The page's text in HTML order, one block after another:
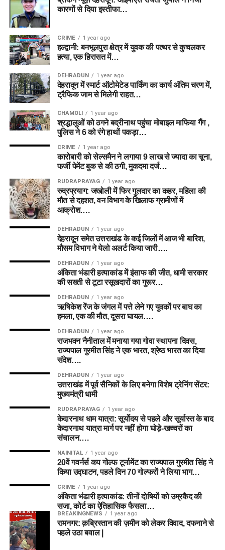
कारणों से दिया इस्तीफा…
CRIME 1 year ago
हल्द्वानी: बनभूलपुरा क्षेत्र में युवक की पत्थर से कुचलकर
हत्या, एक हिरासत में…
DEHRADUN 1 year ago
देहरादून में स्मार्ट ऑटोमेटेड पार्किंग का कार्य अंतिम चरण में,
ट्रैफिक जाम से मिलेगी राहत…
CHAMOLI 1 year ago
श्रद्धालुओं को ठगने बद्रीनाथ पहुंचा मोबाइल माफिया गैंग ,
पुलिस ने 6 को रंगे हाथों पकड़ा…
CRIME 1 year ago
कारोबारी को सेल्समैन ने लगाया 9 लाख से ज्यादा का चूना,
फर्जी पेमेंट बुक से की ठगी, मुकदमा दर्ज…
RUDRAPRAYAG 1 year ago
रुद्रप्रयाग: जखोली में फिर गुलदार का कहर, महिला की
मौत से दहशत, वन विभाग के खिलाफ ग्रामीणों में
आक्रोश….
DEHRADUN 1 year ago
देहरादून समेत उत्तराखंड के कई जिलों में आज भी बारिश,
मौसम विभाग ने येलो अलर्ट किया जारी….
DEHRADUN 1 year ago
अंकिता भंडारी हत्याकांड में इंसाफ की जीत, धामी सरकार
की सख्ती से टूटा रसूखदारों का गुरूर…
DEHRADUN 1 year ago
ऋषिकेश रेंज के जंगल में पत्ते लेने गए युवकों पर बाघ का
हमला, एक की मौत, दूसरा घायल….
DEHRADUN 1 year ago
राजभवन नैनीताल में मनाया गया गोवा स्थापना दिवस,
राज्यपाल गुरमीत सिंह ने एक भारत, श्रेष्ठ भारत का दिया
संदेश….
DEHRADUN 1 year ago
उत्तराखंड में पूर्व सैनिकों के लिए बनेगा विशेष ट्रेनिंग सेंटर:
मुख्यमंत्री धामी
RUDRAPRAYAG 1 year ago
केदारनाथ धाम यात्रा: सूर्योदय से पहले और सूर्यास्त के बाद
केदारनाथ यात्रा मार्ग पर नहीं होगा घोड़े-खच्चरों का
संचालन….
NAINITAL 1 year ago
20वें गवर्नर्स कप गोल्फ टूर्नामेंट का राज्यपाल गुरमीत सिंह ने
किया उद्घाटन, पहले दिन 70 गोल्फरों ने लिया भाग…
CRIME 1 year ago
अंकिता भंडारी हत्याकांड: तीनों दोषियों को उम्रकैद की
सजा, कोर्ट का ऐतिहासिक फैसला…
BREAKINGNEWS 1 year ago
रामनगर: क़ब्रिस्तान की ज़मीन को लेकर विवाद, दफनाने से
पहले उठा बवाल |